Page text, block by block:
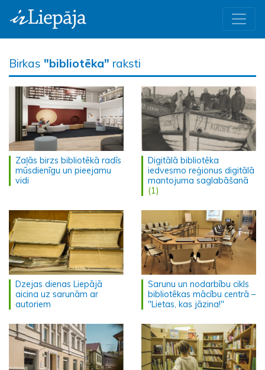
Birkas "bibliotēka" raksti
Zaļās birzs bibliotēkā radīs
mūsdienīgu un pieejamu
vidi
Digitālā bibliotēka
iedvesmo reģionus digitālā
mantojuma saglabāšanā
(1)
Dzejas dienas Liepājā
aicina uz sarunām ar
autoriem
Sarunu un nodarbību cikls
bibliotēkas mācību centrā –
"Lietas, kas jāzina!"